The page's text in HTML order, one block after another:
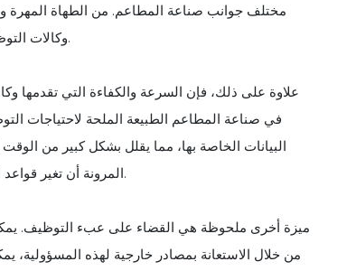
مختلف جوانب صناعة المطاعم. من الطهاة المهرة
وكالات التوظيف من كنز من المرشحين ذوي الخبرة اللازمة لرفع مستوى نجاح المطعم.
علاوة على ذلك، فإن السرعة والكفاءة التي تقدمها
في صناعة المطاعم الطبيعة الملحة لاحتياجات
البيانات الخاصة بها، مما يقلل بشكل كبير من
المرونة أن تغير قواعد اللعبة في عالم المطاعم، حيث تُترجم المراكز الفارغة إلى إيرادات مفقودة.
ميزة أخرى ملحوظة هي القضاء على عبء التوظيف.
من خلال الاستعانة بمصادر خارجية لهذه المسؤولية،